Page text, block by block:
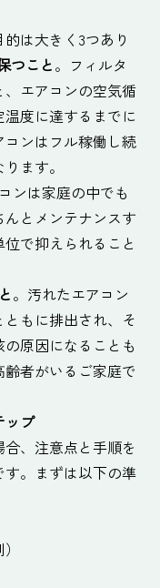
は大きく3つあり
つこと。フィルタ
エアコンの空気循
度に達するまでに
ンはフル稼働し続
ます。
ンは家庭の中でも
とメンテナンスす
で抑えられること
。汚れたエアコン
もに排出され、そ
原因になることも
者がいるご家庭で
ップ
、注意点と手順を
。まずは以下の準